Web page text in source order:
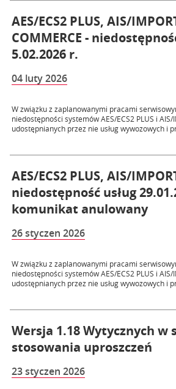
AES/ECS2 PLUS, AIS/
COMMERCE -
5.02.2026 r.
04 luty 2026
W związku z zaplanowanymi pracami
niedostępności systemów AES/ECS2 PLUS i AIS/
udostępnianych przez nie usług wywozowych i
AES/ECS2 PLUS, AIS/
niedostępność usług
komunikat anulowany
26 styczen 2026
W związku z zaplanowanymi pracami
niedostępności systemów AES/ECS2 PLUS i AIS/
udostępnianych przez nie usług wywozowych i
Wersja 1.18 Wytycznych w
stosowania uproszczeń
23 styczen 2026